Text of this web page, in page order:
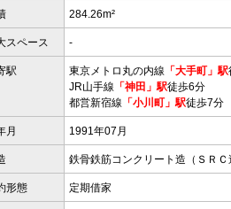
284.26m²
スペース -
駅 東京メトロ丸の内線 「大手町」駅
JR山手線 「神田」駅徒歩6分
都営新宿線 「小川町」駅徒歩7分
月 1991年07月
鉄骨鉄筋コンクリート造（ＳＲ
形態 定期借家